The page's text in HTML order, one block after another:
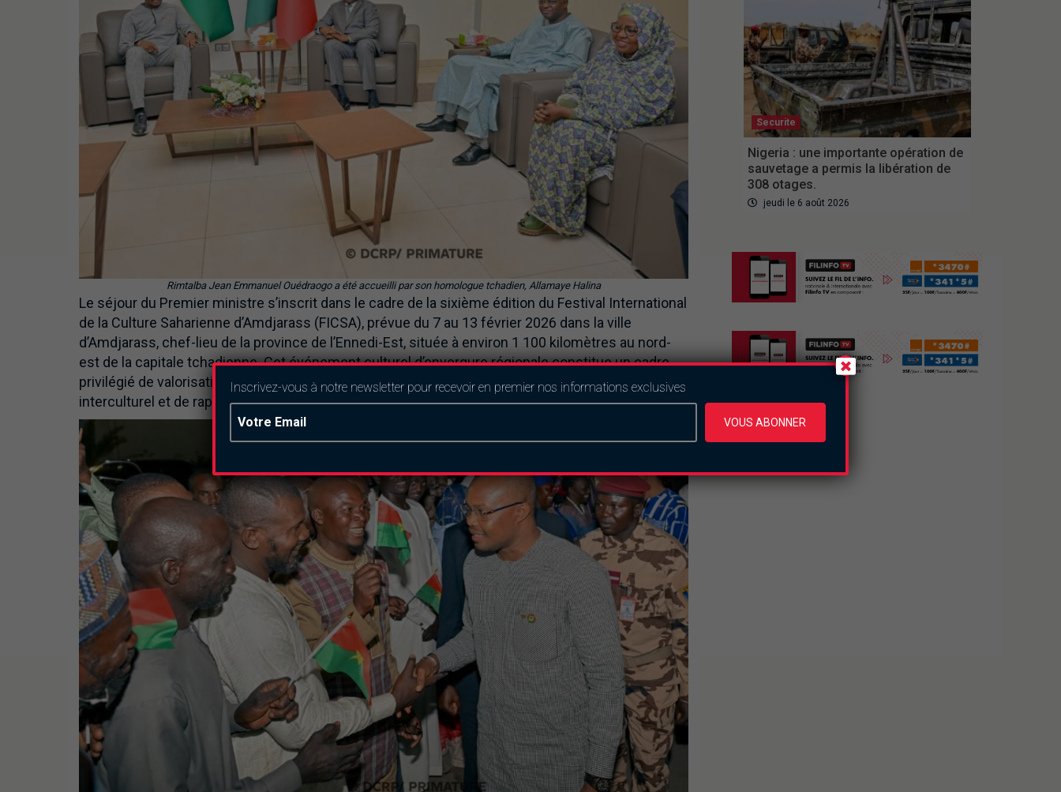
Rimtalba Jean Emmanuel Ouédraogo a été accueilli par son homologue tchadien, Allamaye Halina
Le séjour du Premier ministre s’inscrit dans le cadre de la sixième édition du Festival International
de la Culture Saharienne d’Amdjarass (FICSA), prévue du 7 au 13 février 2026 dans la ville
d’Amdjarass, chef-lieu de la province de l’Ennedi-Est, située à environ 1 100 kilomètres au nord-
est de la capitale tchadienne. Cet événement culturel d’envergure régionale constitue un cadre
privilégié de valorisation des identités sahéliennes et sahariennes, de promotion du dialogue
interculturel et de rapprochement des peuples.
Securite
Nigeria : une importante opération de
sauvetage a permis la libération de
308 otages.
jeudi le 6 août 2026
Inscrivez-vous à notre newsletter pour recevoir en premier nos informations exclusives
VOUS ABONNER